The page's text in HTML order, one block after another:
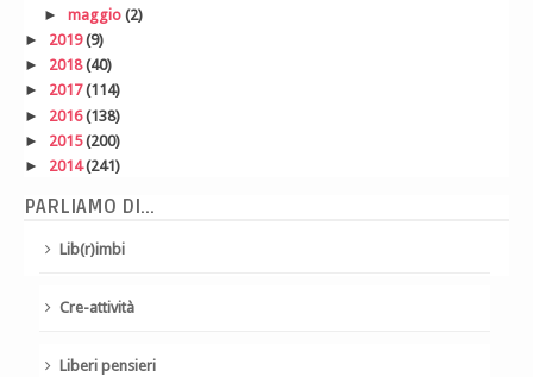
► maggio (2)
► 2019(9)
► 2018(40)
► 2017(114)
► 2016(138)
► 2015(200)
► 2014(241)
PARLIAMO DI...
Lib(r)imbi
Cre-attività
Liberi pensieri